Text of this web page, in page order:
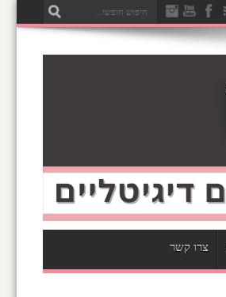
צרו קשר